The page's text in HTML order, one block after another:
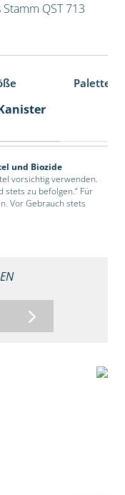
QST 713
und Biozide
vorsichtig verwenden.
zu befolgen.“ Für
Vor Gebrauch stets